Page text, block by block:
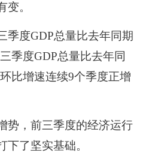
变。
度GDP总量比去年同期
季度GDP总量比去年同
比增速连续9个季度正增
，前三季度的经济运行
下了坚实基础。